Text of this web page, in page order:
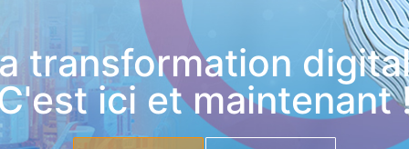
transformation
ici et maintenant